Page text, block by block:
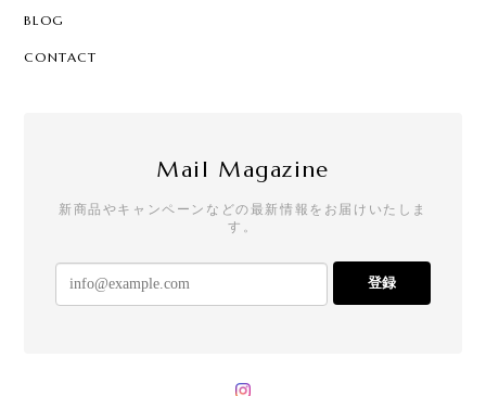
BLOG
CONTACT
Mail Magazine
新商品やキャンペーンなどの最新情報をお届けいたしま
す。
登録